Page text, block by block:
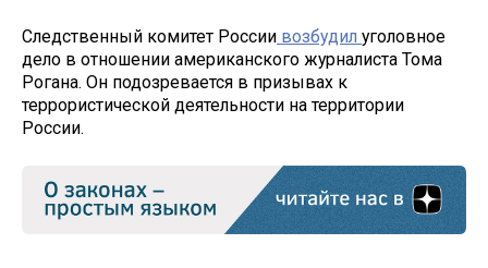
Следственный комитет России возбудил уголовное
дело в отношении американского журналиста Тома
Рогана. Он подозревается в призывах к
террористической деятельности на территории
России.